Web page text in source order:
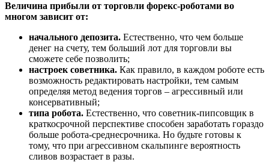
Величина прибыли от торговли форекс-роботами во
многом зависит от:
начального депозита. Естественно, что чем больше
денег на счету, тем больший лот для торговли вы
сможете себе позволить;
настроек советника. Как правило, в каждом роботе есть
возможность редактировать настройки, тем самым
определяя метод ведения торгов – агрессивный или
консервативный;
типа робота. Естественно, что советник-пипсовщик в
краткосрочной перспективе способен заработать гораздо
больше робота-среднесрочника. Но будьте готовы к
тому, что при агрессивном скальпинге вероятность
сливов возрастает в разы.